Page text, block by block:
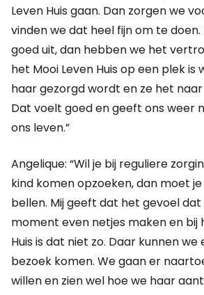
Leven Huis gaan. Dan zorgen we
vinden we dat heel fijn om te
goed uit, dan hebben we het
het Mooi Leven Huis op een plek is
haar gezorgd wordt en ze het
Dat voelt goed en geeft ons weer
ons leven.”
Angelique: “Wil je bij reguliere
kind komen opzoeken, dan moet
bellen. Mij geeft dat het gevoel
moment even netjes maken en bij
Huis is dat niet zo. Daar kunnen
bezoek komen. We gaan er
willen en zien wel hoe we haar